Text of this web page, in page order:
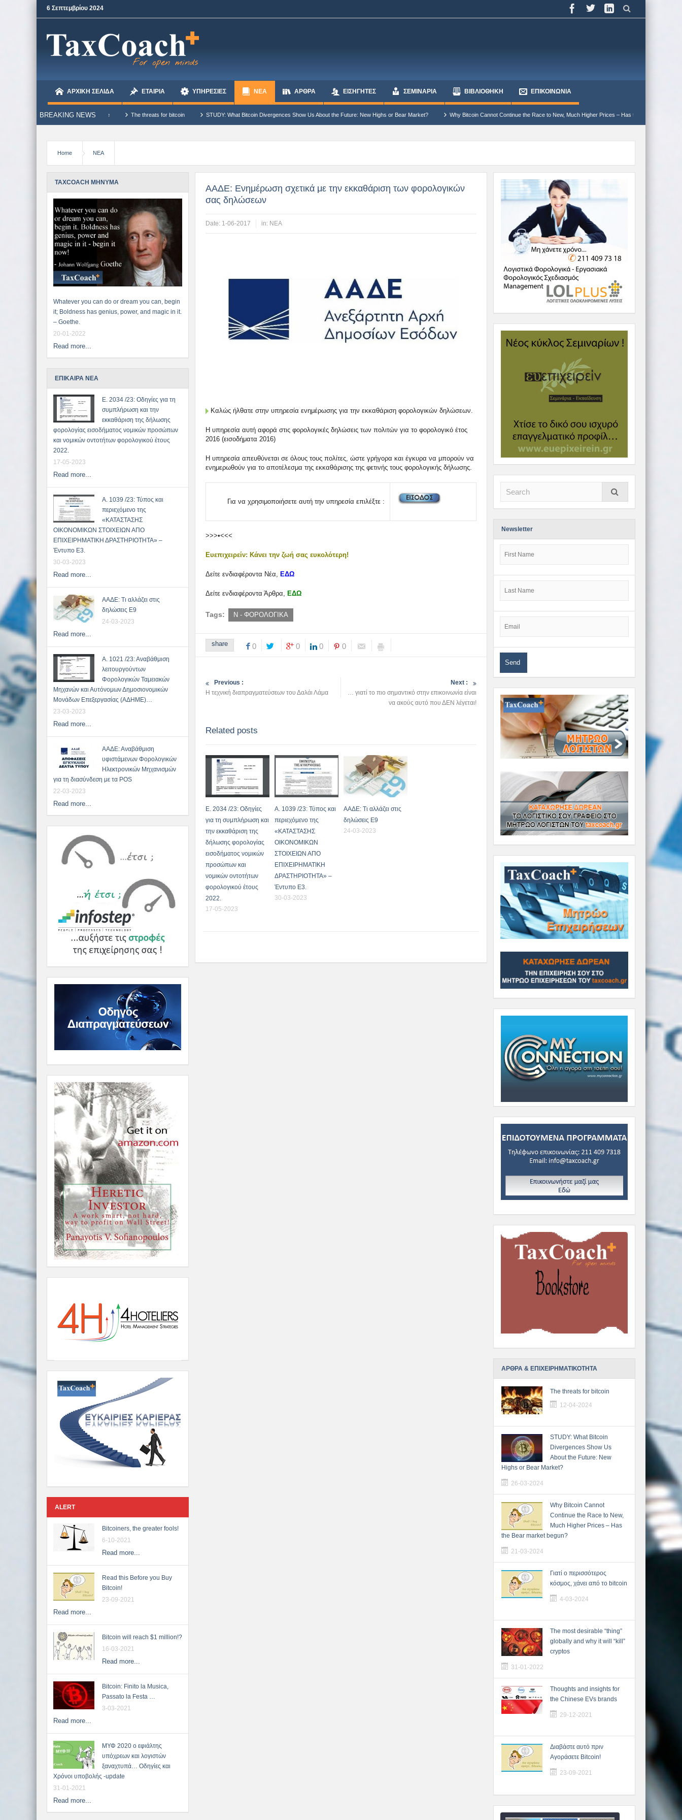
6 Σεπτεμβρίου 2024
ΑΡΧΙΚΗ ΣΕΛΙΔΑ ΕΤΑΙΡΙΑ ΥΠΗΡΕΣΙΕΣ ΝΕΑ ΆΡΘΡΑ ΕΙΣΗΓΗΤΕΣ ΣΕΜΙΝΑΡΙΑ ΒΙΒΛΙΟΘΗΚΗ ΕΠΙΚΟΙΝΩΝΙΑ
BREAKING NEWS
get. – Dale Carnegie The threats for bitcoin STUDY: What Bitcoin Divergences Show Us About the Future: New Highs or Bear Market? Why Bitcoin Cannot Continue the Race to New, Much Higher Prices – Has the Bear market begun?
Home ΝΕΑ
TAXCOACH ΜΗΝΥΜΑ
Whatever you can do or dream you can, begin
it; Boldness has genius, power, and magic in it.
– Goethe.
20-01-2022
Read more...
ΕΠΙΚΑΙΡΑ ΝΕΑ
Ε. 2034 /23: Οδηγίες για τη
συμπλήρωση και την
εκκαθάριση της δήλωσης
φορολογίας εισοδήματος νομικών προσώπων
και νομικών οντοτήτων φορολογικού έτους
2022.
17-05-2023
Read more...
Α. 1039 /23: Τύπος και
περιεχόμενο της
«ΚΑΤΑΣΤΑΣΗΣ
ΟΙΚΟΝΟΜΙΚΩΝ ΣΤΟΙΧΕΙΩΝ ΑΠΟ
ΕΠΙΧΕΙΡΗΜΑΤΙΚΗ ΔΡΑΣΤΗΡΙΟΤΗΤΑ» –
Έντυπο Ε3.
30-03-2023
Read more...
ΑΑΔΕ: Τι αλλάζει στις
δηλώσεις Ε9
24-03-2023
Read more...
Α. 1021 /23: Αναβάθμιση
λειτουργούντων
Φορολογικών Ταμειακών
Μηχανών και Αυτόνομων Δημοσιονομικών
Μονάδων Επεξεργασίας (ΑΔΗΜΕ)…
23-03-2023
Read more...
ΑΑΔΕ: Αναβάθμιση
υφιστάμενων Φορολογικών
Ηλεκτρονικών Μηχανισμών
για τη διασύνδεση με τα POS
22-03-2023
Read more...
ALERT
Bitcoiners, the greater fools!
6-10-2021
Read more...
Read this Before you Buy
Bitcoin!
23-09-2021
Read more...
Bitcoin will reach $1 million!?
16-03-2021
Read more...
Bitcoin: Finito la Musica,
Passato la Festa …
3-03-2021
Read more...
ΜΥΦ 2020 ο εφιάλτης
υπόχρεων και λογιστών
ξαναχτυπά… Οδηγίες και
Χρόνοι υποβολής -update
31-01-2021
Read more...
ΑΑΔΕ: Ενημέρωση σχετικά με την εκκαθάριση των φορολογικών
σας δηλώσεων
Date: 1-06-2017 in: ΝΕΑ
Καλώς ήλθατε στην υπηρεσία ενημέρωσης για την εκκαθάριση φορολογικών δηλώσεων.
Η υπηρεσία αυτή αφορά στις φορολογικές δηλώσεις των πολιτών για το φορολογικό έτος
2016 (εισοδήματα 2016)
Η υπηρεσία απευθύνεται σε όλους τους πολίτες, ώστε γρήγορα και έγκυρα να μπορούν να
ενημερωθούν για το αποτέλεσμα της εκκαθάρισης της φετινής τους φορολογικής δήλωσης.
Για να χρησιμοποιήσετε αυτή την υπηρεσία επιλέξτε :
>>>•<<<
Ευεπιχειρείν: Κάνει την ζωή σας ευκολότερη!
Δείτε ενδιαφέροντα Νέα, ΕΔΩ
Δείτε ενδιαφέροντα Άρθρα, ΕΔΩ
Tags: Ν - ΦΟΡΟΛΟΓΙΚΑ
share 0 0 0 0
Previous :
Η τεχνική διαπραγματεύσεων του Δαλάι Λάμα
Next :
… γιατί το πιο σημαντικό στην επικοινωνία είναι
να ακούς αυτό που ΔΕΝ λέγεται!
Related posts
Ε. 2034 /23: Οδηγίες
για τη συμπλήρωση και
την εκκαθάριση της
δήλωσης φορολογίας
εισοδήματος νομικών
προσώπων και
νομικών οντοτήτων
φορολογικού έτους
2022.
17-05-2023
Α. 1039 /23: Τύπος και
περιεχόμενο της
«ΚΑΤΑΣΤΑΣΗΣ
ΟΙΚΟΝΟΜΙΚΩΝ
ΣΤΟΙΧΕΙΩΝ ΑΠΟ
ΕΠΙΧΕΙΡΗΜΑΤΙΚΗ
ΔΡΑΣΤΗΡΙΟΤΗΤΑ» –
Έντυπο Ε3.
30-03-2023
ΑΑΔΕ: Τι αλλάζει στις
δηλώσεις Ε9
24-03-2023
Newsletter
ΑΡΘΡΑ & ΕΠΙΧΕΙΡΗΜΑΤΙΚΟΤΗΤΑ
The threats for bitcoin
12-04-2024
STUDY: What Bitcoin
Divergences Show Us
About the Future: New
Highs or Bear Market?
26-03-2024
Why Bitcoin Cannot
Continue the Race to New,
Much Higher Prices – Has
the Bear market begun?
21-03-2024
Γιατί ο περισσότερος
κόσμος, χάνει από το bitcoin
4-03-2024
The most desirable “thing”
globally and why it will “kill”
cryptos
31-01-2022
Thoughts and insights for
the Chinese EVs brands
29-12-2021
Διαβάστε αυτό πριν
Αγοράσετε Bitcoin!
23-09-2021